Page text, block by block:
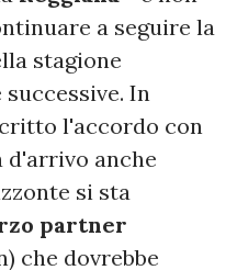
a seguire la
stagione
In
l'accordo con
d'arrivo anche
si sta
partner
che dovrebbe